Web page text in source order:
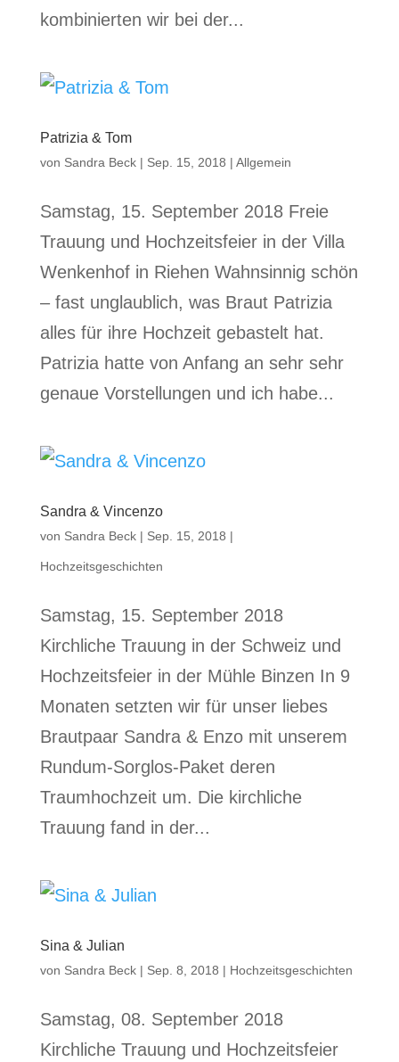
kombinierten wir bei der...
Patrizia & Tom
von Sandra Beck| Sep. 15, 2018 | Allgemein
Samstag, 15. September 2018 Freie
Trauung und Hochzeitsfeier in der Villa
Wenkenhof in Riehen Wahnsinnig schön
– fast unglaublich, was Braut Patrizia
alles für ihre Hochzeit gebastelt hat.
Patrizia hatte von Anfang an sehr sehr
genaue Vorstellungen und ich habe...
Sandra & Vincenzo
von Sandra Beck| Sep. 15, 2018 |
Hochzeitsgeschichten
Samstag, 15. September 2018
Kirchliche Trauung in der Schweiz und
Hochzeitsfeier in der Mühle Binzen In 9
Monaten setzten wir für unser liebes
Brautpaar Sandra & Enzo mit unserem
Rundum-Sorglos-Paket deren
Traumhochzeit um. Die kirchliche
Trauung fand in der...
Sina & Julian
von Sandra Beck| Sep. 8, 2018 | Hochzeitsgeschichten
Samstag, 08. September 2018
Kirchliche Trauung und Hochzeitsfeier